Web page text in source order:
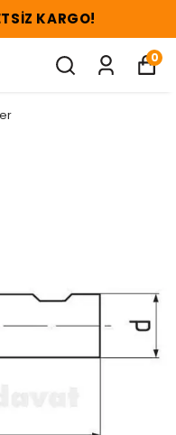
KARGO!
0